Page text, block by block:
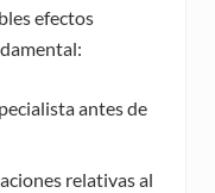
efectos
antes de
relativas al